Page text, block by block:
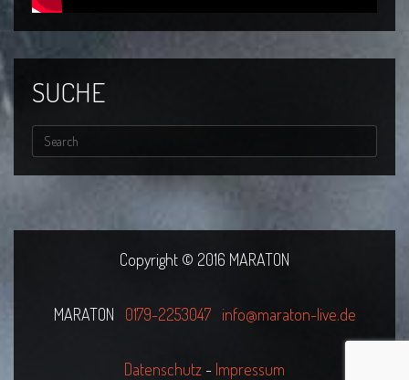
SUCHE
Copyright © 2016 MARATON
MARATON 0179-2253047 info@maraton-live.de
Datenschutz - Impressum